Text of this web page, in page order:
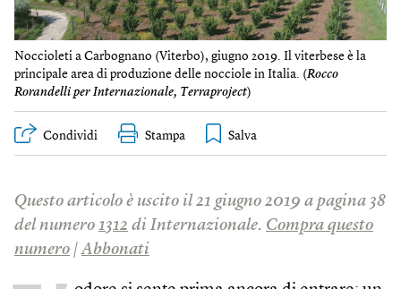
Noccioleti a Carbognano (Viterbo), giugno 2019. Il viterbese è la
principale area di produzione delle nocciole in Italia. (Rocco
Rorandelli per Internazionale, Terraproject)
Condividi Stampa
Questo articolo è uscito il 21 giugno 2019 a pagina 38
del numero 1312 di Internazionale. Compra questo
numero |Abbonati